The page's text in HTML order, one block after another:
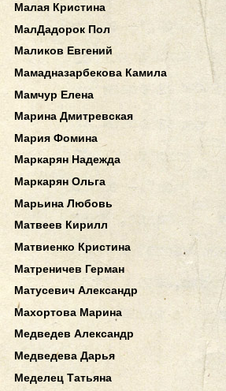
Малая Кристина
МалДадорок Пол
Маликов Евгений
Мамадназарбекова Камила
Мамчур Елена
Марина Дмитревская
Мария Фомина
Маркарян Надежда
Маркарян Ольга
Марьина Любовь
Матвеев Кирилл
Матвиенко Кристина
Матреничев Герман
Матусевич Александр
Махортова Марина
Медведев Александр
Медведева Дарья
Меделец Татьяна